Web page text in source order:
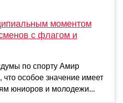
моментом
с флагом и
по спорту Амир
что особое значение имеет
юниоров и молодежи...